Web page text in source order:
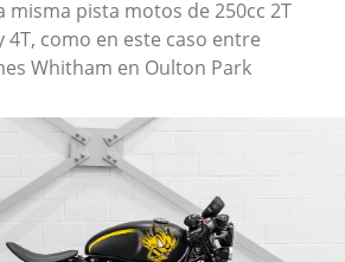
misma pista motos de 250cc 2T
4T, como en este caso entre
Whitham en Oulton Park